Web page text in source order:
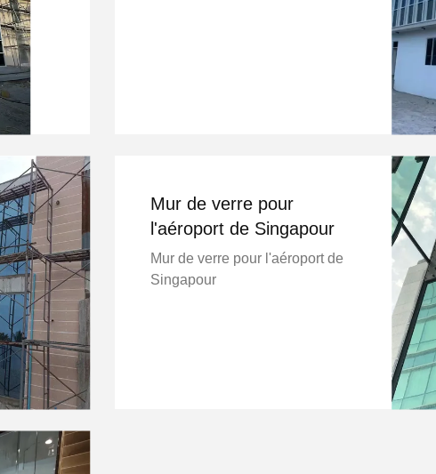
Mur de verre pour
l'aéroport de Singapour
Mur de verre pour l'aéroport de
Singapour